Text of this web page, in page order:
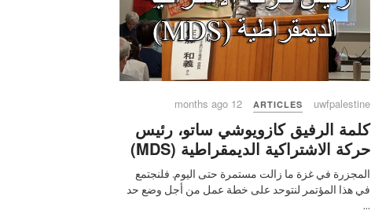
uwfpalestine
ARTICLES
12 months ago
كلمة الرفيق كازويوشي ساتو، رئيس
حركة الاشتراكية الديمقراطية (MDS)
المجزرة في غزة ما زالت مستمرة حتى اليوم. فلنجتمع
في هذا المؤتمر لنتوحد على خطة عمل من أجل وضع حد
...